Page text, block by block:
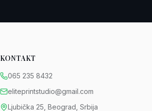
KONTAKT
065 235 8432
eliteprintstudio@gmail.com
Ljubička 25, Beograd, Srbija